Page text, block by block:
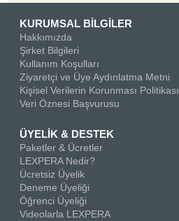
KURUMSAL BİLGİLER
Hakkımızda
Şirket Bilgileri
Kullanım Koşulları
Ziyaretçi ve Üye Aydınlatma Metni
Kişisel Verilerin Korunması Politikası
Veri Öznesi Başvurusu
ÜYELİK & DESTEK
Paketler & Ücretler
LEXPERA Nedir?
Ücretsiz Üyelik
Deneme Üyeliği
Öğrenci Üyeliği
Videolarla LEXPERA